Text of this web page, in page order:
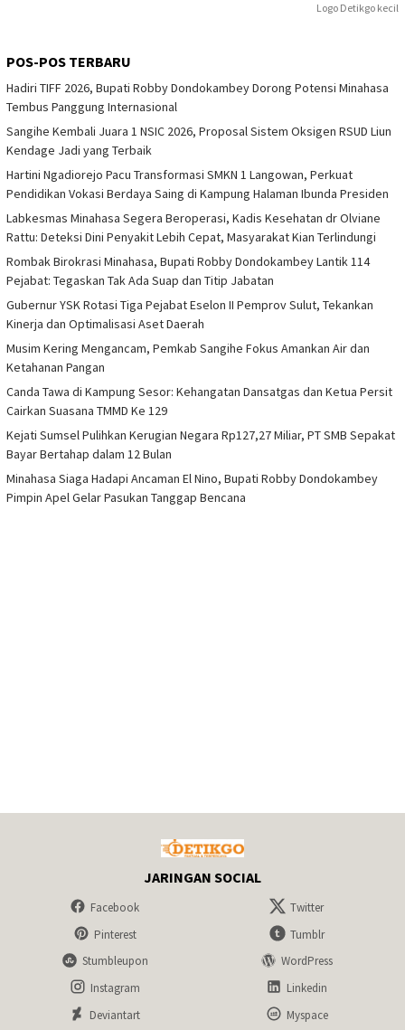
Logo Detikgo kecil
POS-POS TERBARU
Hadiri TIFF 2026, Bupati Robby Dondokambey Dorong Potensi Minahasa
Tembus Panggung Internasional
Sangihe Kembali Juara 1 NSIC 2026, Proposal Sistem Oksigen RSUD Liun
Kendage Jadi yang Terbaik
Hartini Ngadiorejo Pacu Transformasi SMKN 1 Langowan, Perkuat
Pendidikan Vokasi Berdaya Saing di Kampung Halaman Ibunda Presiden
Labkesmas Minahasa Segera Beroperasi, Kadis Kesehatan dr Olviane
Rattu: Deteksi Dini Penyakit Lebih Cepat, Masyarakat Kian Terlindungi
Rombak Birokrasi Minahasa, Bupati Robby Dondokambey Lantik 114
Pejabat: Tegaskan Tak Ada Suap dan Titip Jabatan
Gubernur YSK Rotasi Tiga Pejabat Eselon II Pemprov Sulut, Tekankan
Kinerja dan Optimalisasi Aset Daerah
Musim Kering Mengancam, Pemkab Sangihe Fokus Amankan Air dan
Ketahanan Pangan
Canda Tawa di Kampung Sesor: Kehangatan Dansatgas dan Ketua Persit
Cairkan Suasana TMMD Ke 129
Kejati Sumsel Pulihkan Kerugian Negara Rp127,27 Miliar, PT SMB Sepakat
Bayar Bertahap dalam 12 Bulan
Minahasa Siaga Hadapi Ancaman El Nino, Bupati Robby Dondokambey
Pimpin Apel Gelar Pasukan Tanggap Bencana
JARINGAN SOCIAL
Facebook
Twitter
Pinterest
Tumblr
Stumbleupon
WordPress
Instagram
Linkedin
Deviantart
Myspace